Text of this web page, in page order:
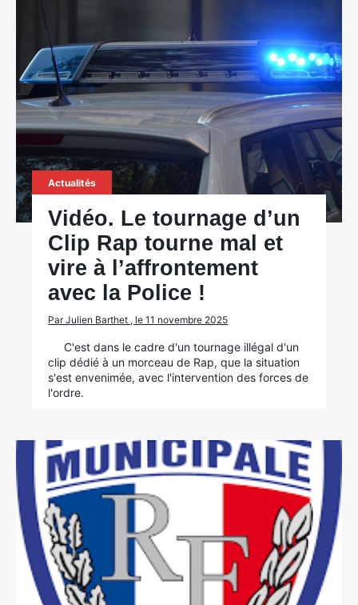
Actualités
Vidéo. Le tournage d’un
Clip Rap tourne mal et
vire à l’affrontement
avec la Police !
Par Julien Barthet , le 11 novembre 2025
C'est dans le cadre d'un tournage illégal d'un
clip dédié à un morceau de Rap, que la situation
s'est envenimée, avec l'intervention des forces de
l'ordre.
×
Rechercher
: